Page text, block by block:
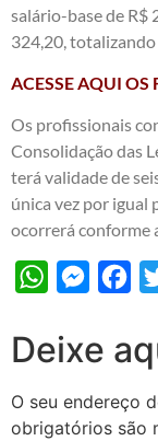
salário-base de R$
324,20, totalizando
ACESSE AQUI
Os profissionais
Consolidação das
terá validade de
única vez por igual
ocorrerá conforme
WhatsApp
Deixe
O seu endereço
obrigatórios são